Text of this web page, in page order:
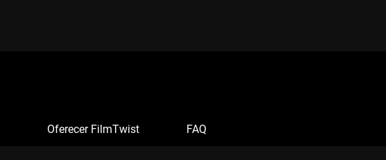
Oferecer FilmTwist FAQ